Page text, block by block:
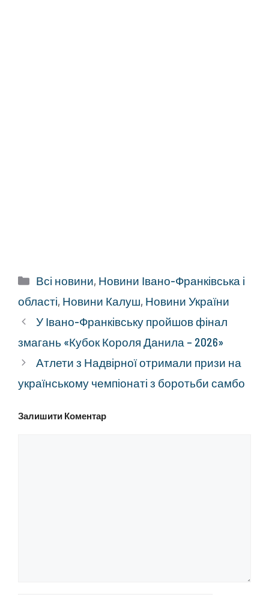
Категорії
Всі новини, Новини Івано-Франківська і
області, Новини Калуш, Новини України
У Івано-Франківську пройшов фінал
змагань «Кубок Короля Данила – 2026»
Атлети з Надвірної отримали призи на
українському чемпіонаті з боротьби самбо
Залишити Коментар